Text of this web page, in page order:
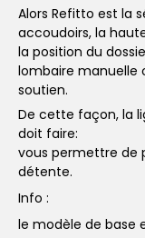
Alors Refitto est la
accoudoirs, la
la position du
lombaire manuelle
soutien.
De cette façon, la
doit faire:
vous permettre de
détente.
Info :
le modèle de base